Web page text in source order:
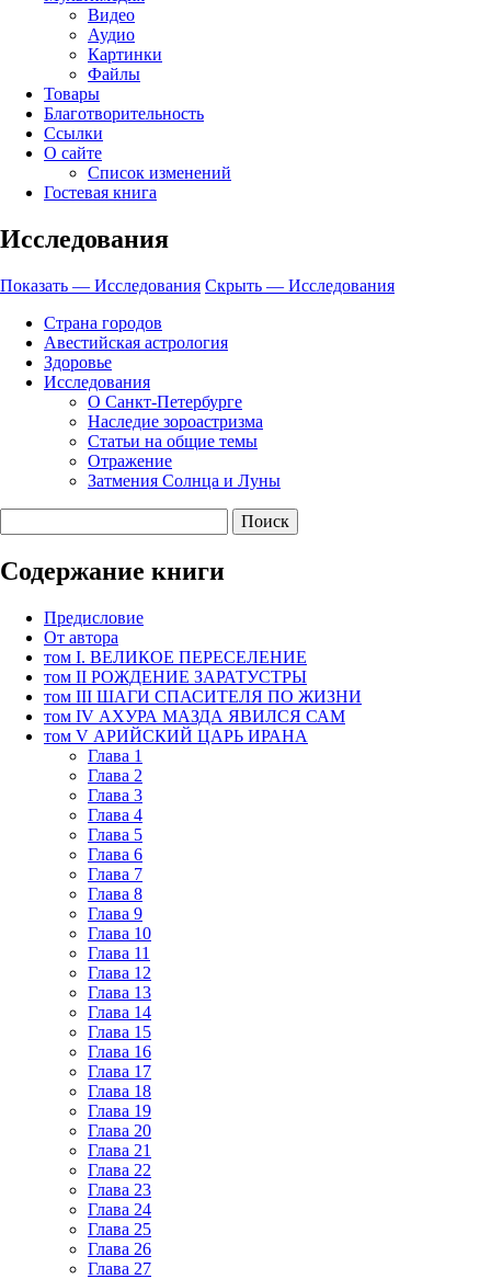
Видео
Аудио
Картинки
Файлы
Товары
Благотворительность
Ссылки
О сайте
Список изменений
Гостевая книга
Исследования
Показать — Исследования Скрыть — Исследования
Страна городов
Авестийская астрология
Здоровье
Исследования
О Санкт-Петербурге
Наследие зороастризма
Cтатьи на общие темы
Отражение
Затмения Солнца и Луны
Содержание книги
Предисловие
От автора
том I. ВЕЛИКОЕ ПЕРЕСЕЛЕНИЕ
том II РОЖДЕНИЕ ЗАРАТУСТРЫ
том III ШАГИ СПАСИТЕЛЯ ПО ЖИЗНИ
том IV АХУРА МАЗДА ЯВИЛСЯ САМ
том V АРИЙСКИЙ ЦАРЬ ИРАНА
Глава 1
Глава 2
Глава 3
Глава 4
Глава 5
Глава 6
Глава 7
Глава 8
Глава 9
Глава 10
Глава 11
Глава 12
Глава 13
Глава 14
Глава 15
Глава 16
Глава 17
Глава 18
Глава 19
Глава 20
Глава 21
Глава 22
Глава 23
Глава 24
Глава 25
Глава 26
Глава 27